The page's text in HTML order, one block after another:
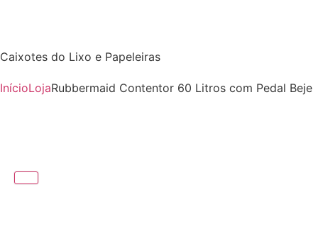
Caixotes do Lixo e Papeleiras
InícioLojaRubbermaid Contentor 60 Litros com Pedal Beje